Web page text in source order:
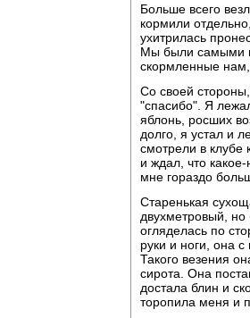
Больше всего
кормили
ухитрилась
Мы были самыми
скормленные
Со своей
"спасибо". Я
яблонь, росших
долго, я устал и
смотрели в
и ждал, что
мне гораздо
Старенькая
двухметровый, но
огляделась по
руки и ноги, она
Такого везения
сирота. Она
достала блин и
торопила меня и